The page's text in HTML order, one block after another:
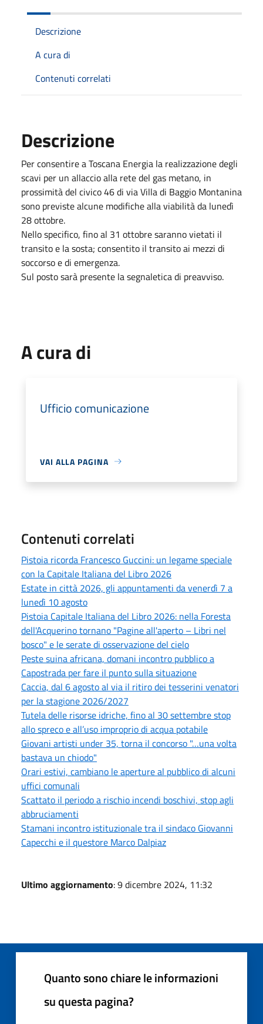
Descrizione
A cura di
Contenuti correlati
Descrizione
Per consentire a Toscana Energia la realizzazione degli
scavi per un allaccio alla rete del gas metano, in
prossimità del civico 46 di via Villa di Baggio Montanina
sono previste alcune modifiche alla viabilità da lunedì
28 ottobre.
Nello specifico, fino al 31 ottobre saranno vietati il
transito e la sosta; consentito il transito ai mezzi di
soccorso e di emergenza.
Sul posto sarà presente la segnaletica di preavviso.
A cura di
Ufficio comunicazione
VAI ALLA PAGINA
Contenuti correlati
Pistoia ricorda Francesco Guccini: un legame speciale
con la Capitale Italiana del Libro 2026
Estate in città 2026, gli appuntamenti da venerdì 7 a
lunedì 10 agosto
Pistoia Capitale Italiana del Libro 2026: nella Foresta
dell'Acquerino tornano "Pagine all'aperto – Libri nel
bosco" e le serate di osservazione del cielo
Peste suina africana, domani incontro pubblico a
Capostrada per fare il punto sulla situazione
Caccia, dal 6 agosto al via il ritiro dei tesserini venatori
per la stagione 2026/2027
Tutela delle risorse idriche, fino al 30 settembre stop
allo spreco e all’uso improprio di acqua potabile
Giovani artisti under 35, torna il concorso "…una volta
bastava un chiodo"
Orari estivi, cambiano le aperture al pubblico di alcuni
uffici comunali
Scattato il periodo a rischio incendi boschivi, stop agli
abbruciamenti
Stamani incontro istituzionale tra il sindaco Giovanni
Capecchi e il questore Marco Dalpiaz
Ultimo aggiornamento: 9 dicembre 2024, 11:32
Quanto sono chiare le informazioni
su questa pagina?